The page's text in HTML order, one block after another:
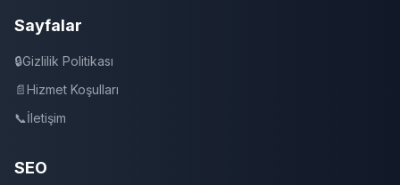
Sayfalar
🔒Gizlilik Politikası
📄Hizmet Koşulları
📞İletişim
SEO